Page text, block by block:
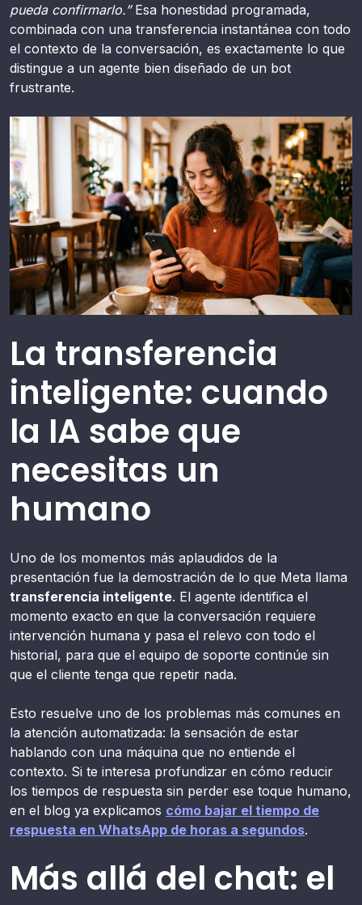
pueda confirmarlo.”Esa honestidad programada,
combinada con una transferencia instantánea con todo
el contexto de la conversación, es exactamente lo que
distingue a un agente bien diseñado de un bot
frustrante.
La transferencia
inteligente: cuando
la IA sabe que
necesitas un
humano
Uno de los momentos más aplaudidos de la
presentación fue la demostración de lo que Meta llama
transferencia inteligente. El agente identifica el
momento exacto en que la conversación requiere
intervención humana y pasa el relevo con todo el
historial, para que el equipo de soporte continúe sin
que el cliente tenga que repetir nada.
Esto resuelve uno de los problemas más comunes en
la atención automatizada: la sensación de estar
hablando con una máquina que no entiende el
contexto. Si te interesa profundizar en cómo reducir
los tiempos de respuesta sin perder ese toque humano,
en el blog ya explicamos cómo bajar el tiempo de
respuesta en WhatsApp de horas a segundos.
Más allá del chat: el